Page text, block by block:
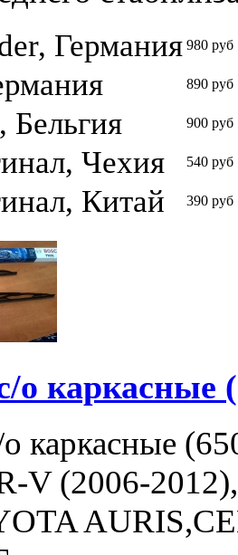
Германия 980 руб
890 руб
Бельгия 900 руб
Чехия 540 руб
Китай 390 руб
каркасные
каркасные
V (2006-